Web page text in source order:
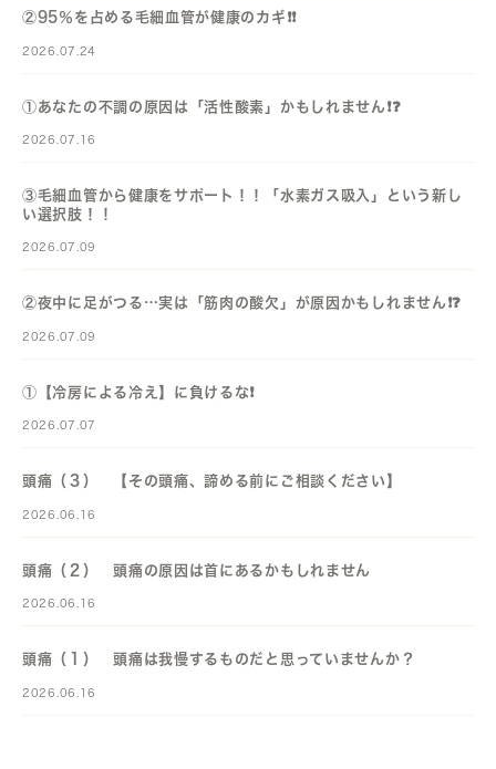
②95％を占める毛細血管が健康のカギ❗️❗️
2026.07.24
①あなたの不調の原因は「活性酸素」かもしれません❗️❓️
2026.07.16
③毛細血管から健康をサポート！！「水素ガス吸入」という新し
い選択肢！！
2026.07.09
②夜中に足がつる…実は「筋肉の酸欠」が原因かもしれません❗️❓️
2026.07.09
①【冷房による冷え】に負けるな❗️
2026.07.07
頭痛（３） 【その頭痛、諦める前にご相談ください】
2026.06.16
頭痛（２） 頭痛の原因は首にあるかもしれません
2026.06.16
頭痛（１） 頭痛は我慢するものだと思っていませんか？
2026.06.16